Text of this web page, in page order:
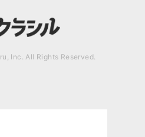
Inc. All Rights Reserved.